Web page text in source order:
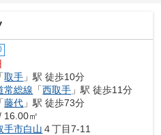
「取手 」駅 徒歩10分
常総線 「西取手 」駅 徒歩11分
「藤代 」駅 徒歩73分
16.00㎡
手市白山 ４丁目7-11